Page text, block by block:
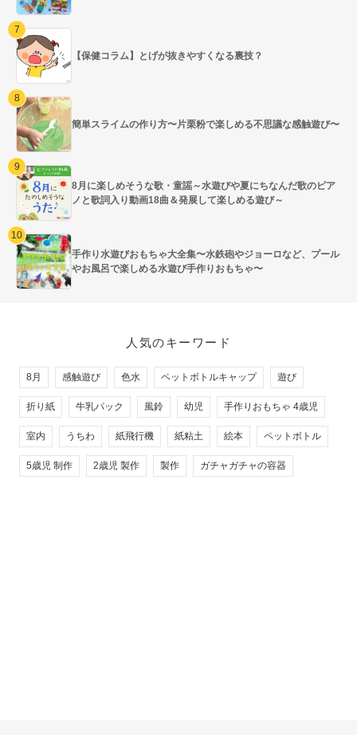
【保健コラム】とげが抜きやすくなる裏技？
簡単スライムの作り方〜片栗粉で楽しめる不思議な感触遊び〜
8月に楽しめそうな歌・童謡～水遊びや夏にちなんだ歌のピア
ノと歌詞入り動画18曲＆発展して楽しめる遊び～
手作り水遊びおもちゃ大全集〜水鉄砲やジョーロなど、プール
やお風呂で楽しめる水遊び手作りおもちゃ〜
人気のキーワード
8月 感触遊び 色水 ペットボトルキャップ 遊び
折り紙 牛乳パック 風鈴 幼児 手作りおもちゃ 4歳児
室内 うちわ 紙飛行機 紙粘土 絵本 ペットボトル
5歳児 制作 2歳児 製作 製作 ガチャガチャの容器